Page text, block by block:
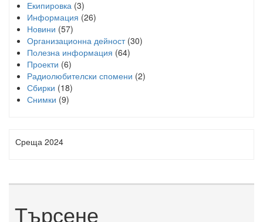
Екипировка (3)
Информация (26)
Новини (57)
Организационна дейност(30)
Полезна информация (64)
Проекти (6)
Радиолюбителски спомени (2)
Сбирки (18)
Снимки (9)
Среща 2024
Търсене